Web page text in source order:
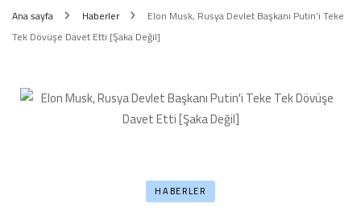
Ana sayfa Haberler
Elon Musk, Rusya Devlet Başkanı Putin’i Teke
Tek Dövüşe Davet Etti [Şaka Değil]
HABERLER